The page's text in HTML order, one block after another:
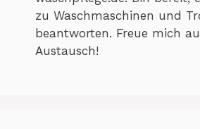
zu Waschmaschinen und
beantworten. Freue mich
Austausch!